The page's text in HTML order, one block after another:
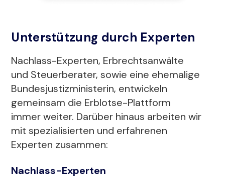
Unterstützung durch Experten
Nachlass-Experten, Erbrechtsanwälte
und Steuerberater, sowie eine ehemalige
Bundesjustizministerin, entwickeln
gemeinsam die Erblotse-Plattform
immer weiter. Darüber hinaus arbeiten wir
mit spezialisierten und erfahrenen
Experten zusammen:
Nachlass-Experten